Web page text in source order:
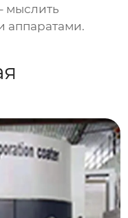
мыслить
аппаратами.